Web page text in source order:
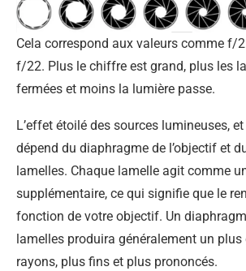
Cela correspond aux valeurs comme f/
f/22. Plus le chiffre est grand, plus les
fermées et moins la lumière passe.
L’effet étoilé des sources lumineuses,
dépend du diaphragme de l’objectif et
lamelles. Chaque lamelle agit comme
supplémentaire, ce qui signifie que le
fonction de votre objectif. Un
lamelles produira généralement un
rayons, plus fins et plus prononcés.